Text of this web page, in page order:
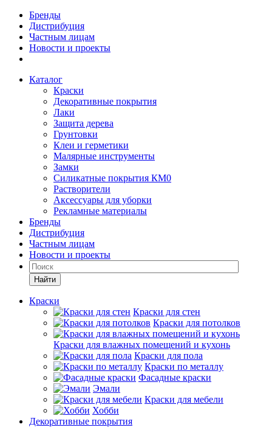
Бренды
Дистрибуция
Частным лицам
Новости и проекты
Каталог
Краски
Декоративные покрытия
Лаки
Защита дерева
Грунтовки
Клеи и герметики
Малярные инструменты
Замки
Силикатные покрытия КМ0
Растворители
Аксессуары для уборки
Рекламные материалы
Бренды
Дистрибуция
Частным лицам
Новости и проекты
Найти
Краски
Краски для стен
Краски для потолков
Краски для влажных помещений и кухонь
Краски для пола
Краски по металлу
Фасадные краски
Эмали
Краски для мебели
Хобби
Декоративные покрытия